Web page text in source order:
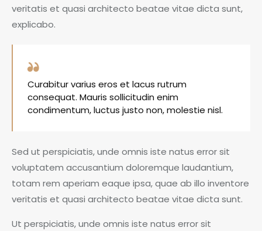
veritatis et quasi architecto beatae vitae dicta sunt,
explicabo.
Curabitur varius eros et lacus rutrum
consequat. Mauris sollicitudin enim
condimentum, luctus justo non, molestie nisl.
Sed ut perspiciatis, unde omnis iste natus error sit
voluptatem accusantium doloremque laudantium,
totam rem aperiam eaque ipsa, quae ab illo inventore
veritatis et quasi architecto beatae vitae dicta sunt.
Ut perspiciatis, unde omnis iste natus error sit